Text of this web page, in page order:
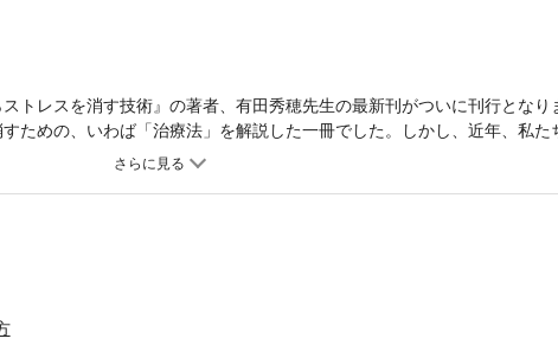
トレスを消す技術』の著者、有田秀穂先生の最新刊がついに刊行となり
ための、いわば「治療法」を解説した一冊でした。しかし、近年、私た
す。そこで本書では、そもそも私たちがなぜ「脳ストレス」を感じてし
観が「ズレ」ていることが、ストレスを感じる最大の原因だからです。
ればストレスを感じること自体がなくなっていく――。それが、最新の
とも欠かせないものを与えてくれる物質だとわかったのです。「ドーパ
へ。それが、１日たった５分で人生が輝きはじめる、まさに「夢のスト